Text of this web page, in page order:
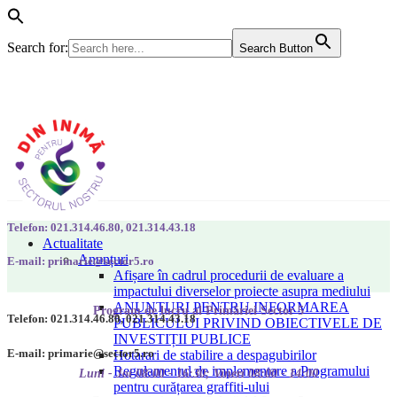
Search for: Search Button
Actualitate
Anunțuri
Afișare în cadrul procedurii de evaluare a
impactului diverselor proiecte asupra mediului
ANUNȚURI PENTRU INFORMAREA
PUBLICULUI PRIVIND OBIECTIVELE DE
INVESTIȚII PUBLICE
Hotarari de stabilire a despagubirilor
Regulamentul de implementare a Programului
pentru curățarea graffiti-ului
Telefon: 021.314.46.80, 021.314.43.18
E-mail: primarie@sector5.ro
Program de lucru al Primăriei Sector 5
Luni - Joi 08:00 - 16:30; Vineri 08:00 - 14:00
Telefon: 021.314.46.80, 021.314.43.18
E-mail: primarie@sector5.ro